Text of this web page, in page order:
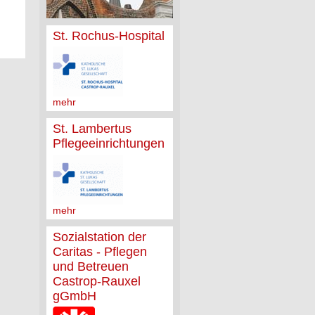
St. Rochus-Hospital
mehr
St. Lambertus
Pflegeeinrichtungen
mehr
Sozialstation der
Caritas - Pflegen
und Betreuen
Castrop-Rauxel
gGmbH